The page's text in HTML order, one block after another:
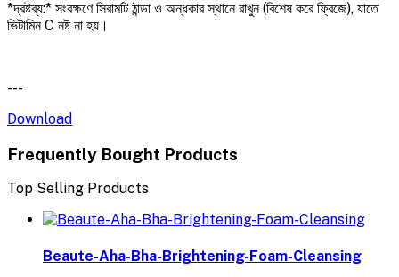
*দ্রষ্টব্য:* সংরক্ষণে সিরামটি ঠান্ডা ও অন্ধকার স্থানে রাখুন (বিশেষ করে ফ্রিজে), যাতে
ভিটামিন C নষ্ট না হয়।
---
Download
Frequently Bought Products
Top Selling Products
Beaute-Aha-Bha-Brightening-Foam-Cleansing